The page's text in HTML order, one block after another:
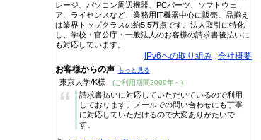
レージ、パソコン周辺機器、PCパーツ、ソフトウェ
ア、ライセンスなど、業務用IT機器中心に販売。品揃え
は業界トップクラスの約5.5万点です。法人取引に特化
し、学校・官公庁・一般法人のお客様の請求書後払いに
も対応しています。
IPv6への取り組み 会社概要
お客様からの声 もっと見る
東京大学/K様 (ご利用期間2009年～)
“
請求書払いに対応していただいているので利用
しております。メールでの問い合わせにも丁寧
に対応していただけるので大変ありがたいで
す。